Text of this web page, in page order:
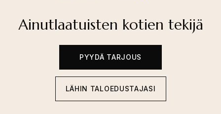
Ainutlaatuisten kotien tekijä
PYYDÄ TARJOUS
LÄHIN TALOEDUSTAJASI